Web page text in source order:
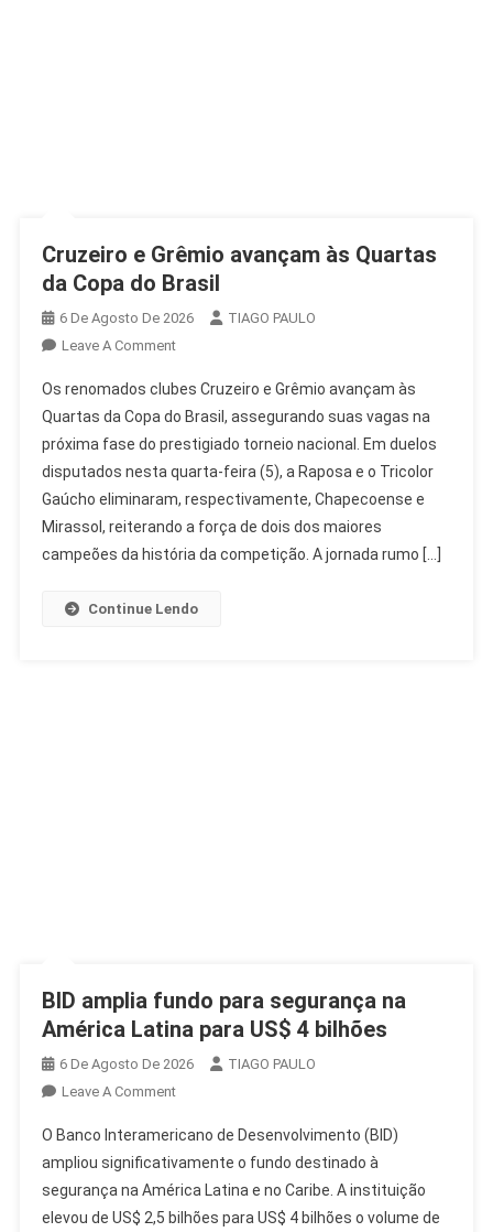
Cruzeiro e Grêmio avançam às Quartas
da Copa do Brasil
6 De Agosto De 2026
TIAGO PAULO
Leave A CommentOn
E
Grêmio
Avançam
Às
Quartas
Da
Copa
Os renomados clubes Cruzeiro e Grêmio avançam às
Quartas da Copa do Brasil, assegurando suas vagas na
próxima fase do prestigiado torneio nacional. Em duelos
disputados nesta quarta-feira (5), a Raposa e o Tricolor
Gaúcho eliminaram, respectivamente, Chapecoense e
Mirassol, reiterando a força de dois dos maiores
campeões da história da competição. A jornada rumo […]
Continue Lendo
BID amplia fundo para segurança na
América Latina para US$ 4 bilhões
6 De Agosto De 2026
TIAGO PAULO
Leave A CommentOn
Amplia
Fundo
Para
Segurança
O Banco Interamericano de Desenvolvimento (BID)
ampliou significativamente o fundo destinado à
segurança na América Latina e no Caribe. A instituição
elevou de US$ 2,5 bilhões para US$ 4 bilhões o volume de